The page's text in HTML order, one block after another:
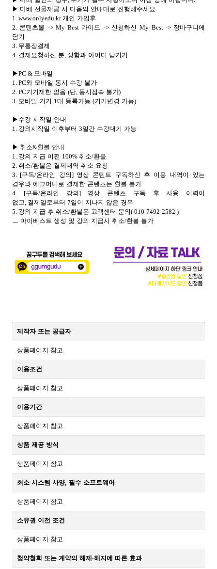
▶ 마베 선물제공 시 다음의 안내대로 진행해주세요
1. www.onlyedu.kr 개인 가입후
2. 콘텐츠몰 -> My Best 가이드 -> 신청하신My Best -> 장바구니에
담기
3. 무통장결제
4. 결제요청하신 분 성함과 아이디 남기기
▶PC & 모바일
1. PC와 모바일 동시 수강 불가
2. PC기기제한 없음 (단 동시접속 불가)
3. 모바일 기기 1 대 등록가능 (기기변경 가능)
▶ 수강 시작일 안내
1. 강의시작일 이후부터 3일간 수강대기 가능
▶ 취소&환불 안내
1. 강의 지급 이전 100% 취소/환불
2. 취소/환불은 결제내역 취소 요청
3. [구독/온라인 강의] 영상 콘텐트 구독하신 후 이용 내역이 있는
경우와 에그머니로 결제한 콘텐츠는 환불 불가
4. [구독/온라인 강의] 영상 콘텐츠 구독 후 사용 이력이
없고 결제일로부터 7일이 지나지 않은 경우
5. 강의 지급 후 취소/환불은 고객센터 문의( 010-7492-2582 )
ㅡ 마이베스트 생성 및 강의 지급시 취소/환불 불가
제작자 또는 공급자
상품페이지 참고
이용조건
상품페이지 참고
이용기간
상품페이지 참고
상품 제공 방식
상품페이지 참고
최소 시스템 사양, 필수 소프트웨어
상품페이지 참고
소유권 이전 조건
상품페이지 참고
청약철회 또는 계약의 해제·해지에 따른 효과